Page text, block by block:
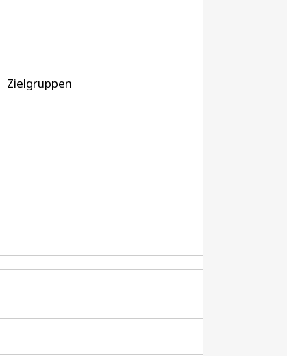
Zielgruppen